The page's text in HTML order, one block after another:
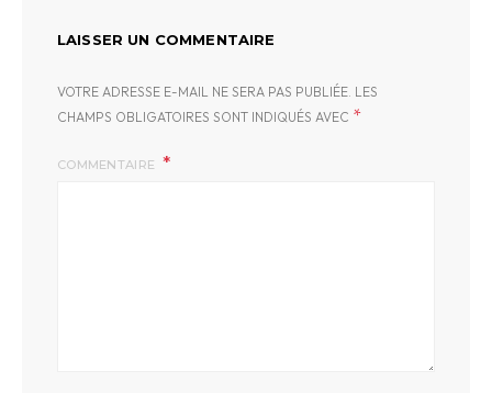
LAISSER UN COMMENTAIRE
VOTRE ADRESSE E-MAIL NE SERA PAS PUBLIÉE. LES
CHAMPS OBLIGATOIRES SONT INDIQUÉS AVEC *
COMMENTAIRE